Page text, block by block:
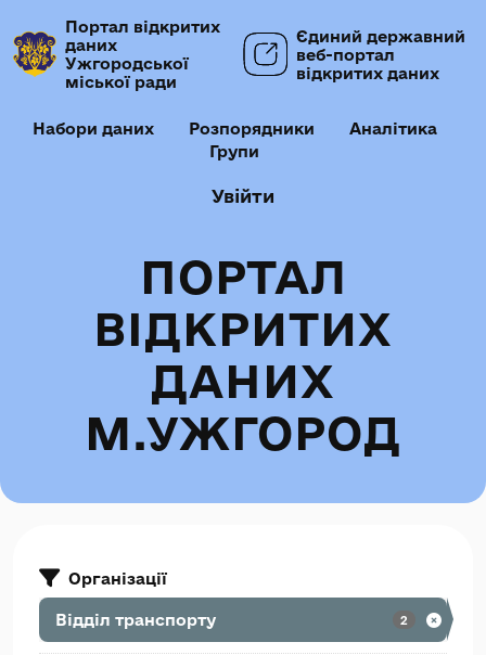
Портал відкритих
даних
Ужгородської
міської ради
Єдиний державний
веб-портал
відкритих даних
Набори даних Розпорядники
Аналітика
Групи
Увійти
ПОРТАЛ
ВІДКРИТИХ
ДАНИХ
М.УЖГОРОД
Організації
Відділ транспорту 2